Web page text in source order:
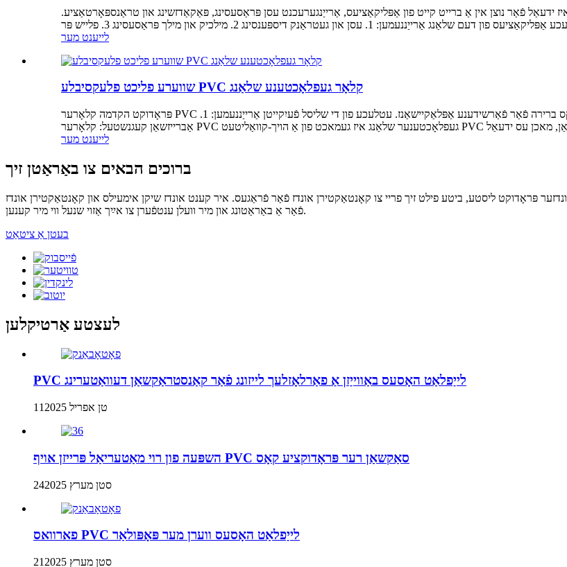
פֿאַר נוצן אין אַ ברייט קייט פון אַפּליקאַציעס, אַרייַנגערעכנט עסן פּראַסעסינג, פּאַקאַדזשינג און טראַנספּאָרטאַציע.
לייענט מער
שווערע פליכט פלעקסיבלע PVC קלאָר געפלאָכטענע שלאַנג
פּראָדוקט הקדמה קלאָרער PVC געפלאָכטענער שלאַנג האט אַ קייט פון פֿעיִקייטן וואָס מאַכן עס אַ פאָלקס ברירה פֿאַר פֿאַרשידענע אַפּלאַקיישאַנז. עטלעכע פון ​​די שליסל פֿעיִקייטן אַרייַננעמען: 1.
לייענט מער
ברוכים הבאים צו באַראַטן זיך
פּראָדוקט ליסטע, ביטע פילט זיך פריי צו קאָנטאַקטירן אונדז פֿאַר פֿראַגעס. איר קענט אונדז שיקן אימעילס און קאָנטאַקטירן אונדז
פֿאַר אַ באַראַטונג און מיר וועלן ענטפֿערן צו אײַך אַזוי שנעל ווי מיר קענען.
בעטן אַ ציטאַט
לעצטע אַרטיקלען
PVC לייַפלאַט האָסעס באַווייַזן אַ פאַרלאָזלעך לייזונג פֿאַר קאַנסטראַקשאַן דעוואַטערינג
11טן אפריל 2025
השפּעה פון רוי מאַטעריאַל פּרייזן אויף PVC סאַקשאַן רער פּראָדוקציע קאָס
24סטן מערץ 2025
פארוואס PVC לייַפלאַט האָסעס ווערן מער פּאָפּולאַר
21סטן מערץ 2025